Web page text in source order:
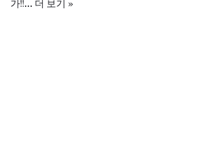
기
가!!… 더 보기 »